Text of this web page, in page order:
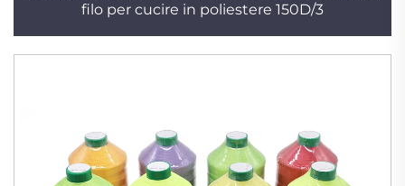
filo per cucire in poliestere 150D/3